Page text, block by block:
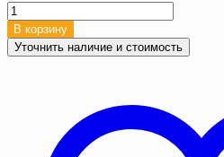
Количество
товара
Брезентовая
штора
В корзину
Уточнить наличие и стоимость